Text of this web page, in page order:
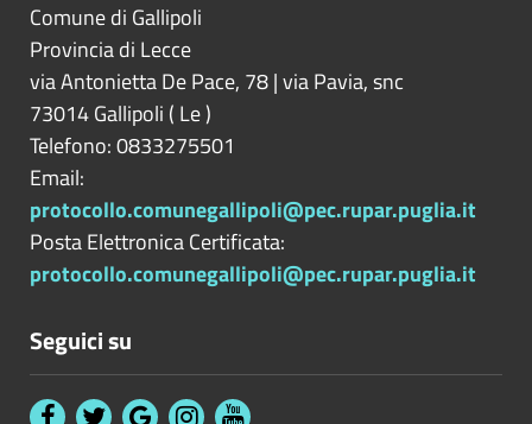
Comune di Gallipoli
Provincia di Lecce
via Antonietta De Pace, 78 | via Pavia, snc
73014Gallipoli ( Le)
Telefono: 0833275501
Email:
protocollo.comunegallipoli@pec.rupar.puglia.it
Posta Elettronica Certificata:
protocollo.comunegallipoli@pec.rupar.puglia.it
Seguici su